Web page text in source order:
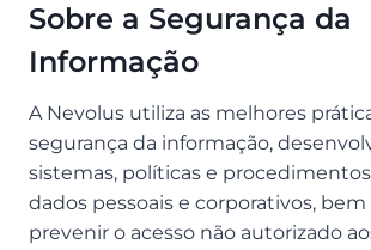
Sobre a Segurança da
Informação
A Nevolus utiliza as melhores
segurança da informação,
sistemas, políticas e
dados pessoais e corporativos,
prevenir o acesso não autorizado